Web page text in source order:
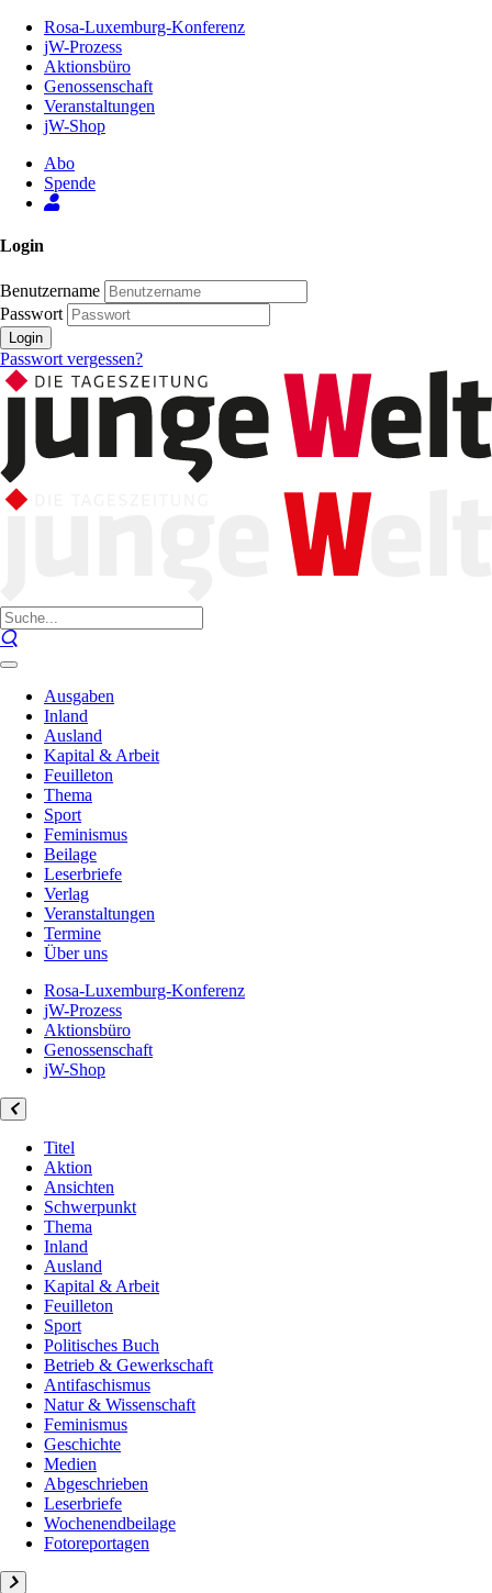
Inhalt
Seite
Rosa-Luxemburg-Konferenz
jW-Prozess
Aktionsbüro
Genossenschaft
Veranstaltungen
jW-Shop
Abo
Spende
Login
Benutzername
Passwort
Login
Passwort vergessen?
Ausgaben
Inland
Ausland
Kapital & Arbeit
Feuilleton
Thema
Sport
Feminismus
Beilage
Leserbriefe
Verlag
Veranstaltungen
Termine
Über uns
Rosa-Luxemburg-Konferenz
jW-Prozess
Aktionsbüro
Genossenschaft
jW-Shop
Titel
Aktion
Ansichten
Schwerpunkt
Thema
Inland
Ausland
Kapital & Arbeit
Feuilleton
Sport
Politisches Buch
Betrieb & Gewerkschaft
Antifaschismus
Natur & Wissenschaft
Feminismus
Geschichte
Medien
Abgeschrieben
Leserbriefe
Wochenendbeilage
Fotoreportagen